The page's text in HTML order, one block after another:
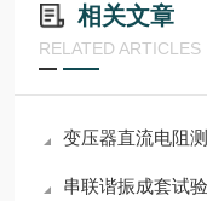
相关文章
RELATED ARTICLES
变压器直流电阻
串联谐振成套试